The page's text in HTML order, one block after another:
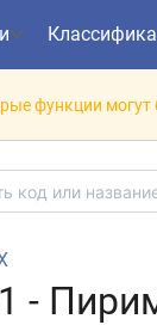
функции
-